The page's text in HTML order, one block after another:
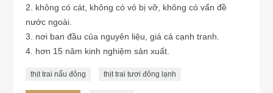
2. không có cát, không có vỏ bị vỡ, không có vấn đề
nước ngoài.
3. nơi ban đầu của nguyên liệu, giá cả cạnh tranh.
4. hơn 15 năm kinh nghiệm sản xuất.
thịt trai nấu đông thịt trai tươi đông lạnh